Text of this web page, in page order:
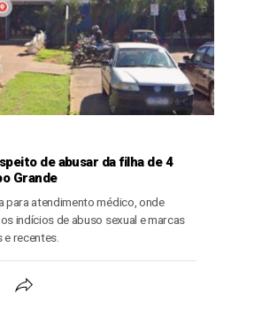
de abusar da filha de 4
Grande
para atendimento médico, onde
indícios de abuso sexual e marcas
e recentes.